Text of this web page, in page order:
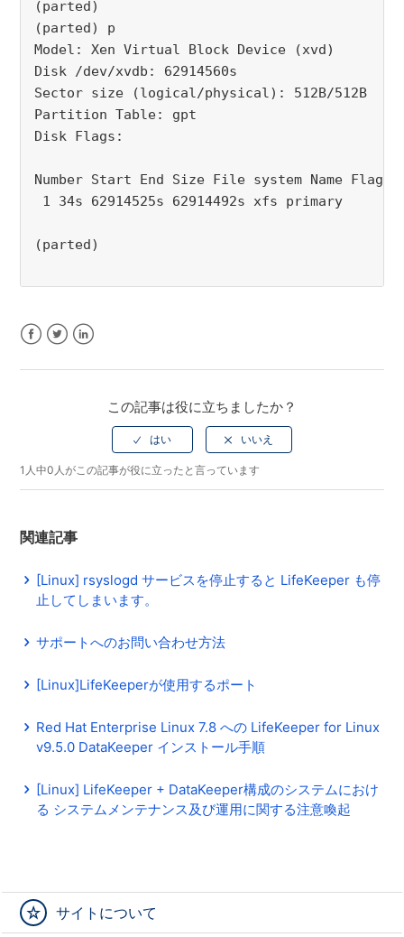
サイトについて
(parted)
(parted) p
Model: Xen Virtual Block Device (xvd)
Disk /dev/xvdb: 62914560s
Sector size (logical/physical): 512B/512B
Partition Table: gpt
Disk Flags:
Number Start End Size File system Name Flags
1 34s 62914525s 62914492s xfs primary
(parted)
この記事は役に立ちましたか？
1人中0人がこの記事が役に立ったと言っています
関連記事
[Linux] rsyslogd サービスを停止すると LifeKeeper も停
止してしまいます。
サポートへのお問い合わせ方法
[Linux]LifeKeeperが使用するポート
Red Hat Enterprise Linux 7.8 への LifeKeeper for Linux
v9.5.0 DataKeeper インストール手順
[Linux] LifeKeeper + DataKeeper構成のシステムにおけ
る システムメンテナンス及び運用に関する注意喚起